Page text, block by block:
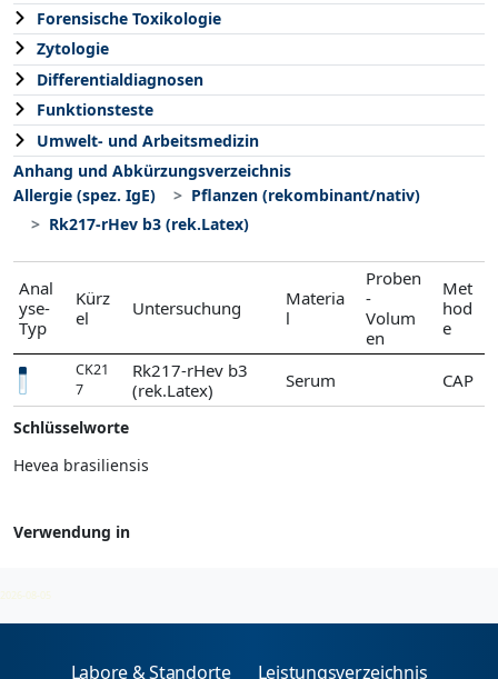
Forensische Toxikologie
Zytologie
Differentialdiagnosen
Funktionsteste
Umwelt- und Arbeitsmedizin
Anhang und Abkürzungsverzeichnis
Allergie (spez. IgE)
Pflanzen (rekombinant/nativ)
Rk217-rHev b3 (rek.Latex)
Anal
yse-
Typ
Kürz
el
Untersuchung
Materia
l
Proben
-
Volum
en
Met
hod
e
CK21
7
Rk217-rHev b3
(rek.Latex)
Serum CAP
Schlüsselworte
Hevea brasiliensis
Verwendung in
2026-08-05
Labore & Standorte Leistungsverzeichnis